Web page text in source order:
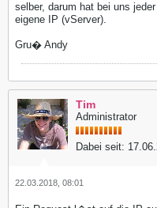
selber, darum hat bei uns
eigene IP (vServer).
Gru� Andy
Tim
Administrator
Dabei seit:
22.03.2018, 08:01